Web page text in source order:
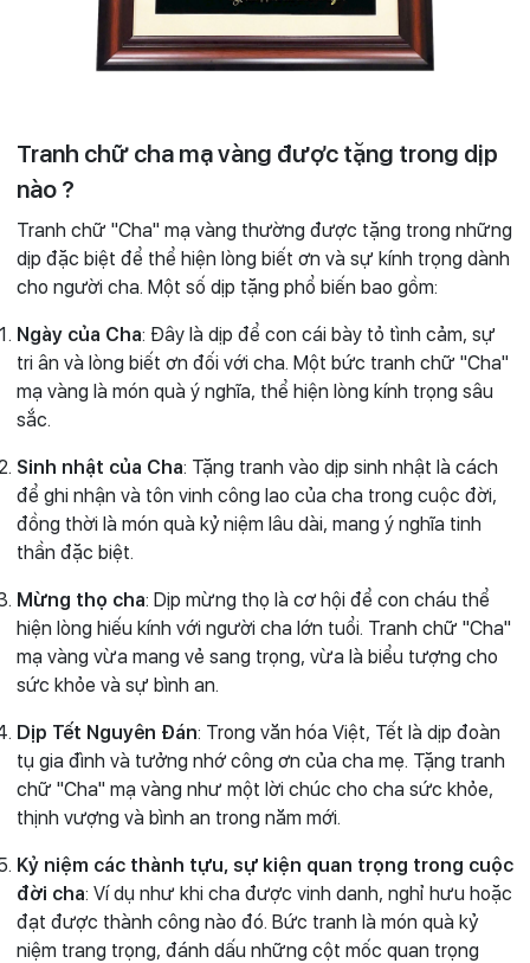
Tranh chữ cha mạ vàng được tặng trong dịp
nào ?
Tranh chữ "Cha" mạ vàng thường được tặng trong những
dịp đặc biệt để thể hiện lòng biết ơn và sự kính trọng dành
cho người cha. Một số dịp tặng phổ biến bao gồm:
Ngày của Cha: Đây là dịp để con cái bày tỏ tình cảm, sự
tri ân và lòng biết ơn đối với cha. Một bức tranh chữ "Cha"
mạ vàng là món quà ý nghĩa, thể hiện lòng kính trọng sâu
sắc.
Sinh nhật của Cha: Tặng tranh vào dịp sinh nhật là cách
để ghi nhận và tôn vinh công lao của cha trong cuộc đời,
đồng thời là món quà kỷ niệm lâu dài, mang ý nghĩa tinh
thần đặc biệt.
Mừng thọ cha: Dịp mừng thọ là cơ hội để con cháu thể
hiện lòng hiếu kính với người cha lớn tuổi. Tranh chữ "Cha"
mạ vàng vừa mang vẻ sang trọng, vừa là biểu tượng cho
sức khỏe và sự bình an.
Dịp Tết Nguyên Đán: Trong văn hóa Việt, Tết là dịp đoàn
tụ gia đình và tưởng nhớ công ơn của cha mẹ. Tặng tranh
chữ "Cha" mạ vàng như một lời chúc cho cha sức khỏe,
thịnh vượng và bình an trong năm mới.
Kỷ niệm các thành tựu, sự kiện quan trọng trong cuộc
đời cha: Ví dụ như khi cha được vinh danh, nghỉ hưu hoặc
đạt được thành công nào đó. Bức tranh là món quà kỷ
niệm trang trọng, đánh dấu những cột mốc quan trọng